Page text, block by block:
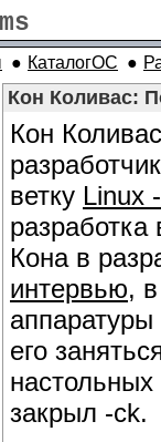
● КаталогОС ●
Кон Коливас:
Кон
ветку Linux
Кона в
интервью,
его
закрыл -ck.